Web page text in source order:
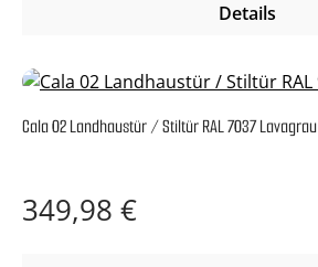
Details
Cala 02 Landhaustür / Stiltür RAL 7037 Lavagrau
Regulärer Preis:
349,98 €